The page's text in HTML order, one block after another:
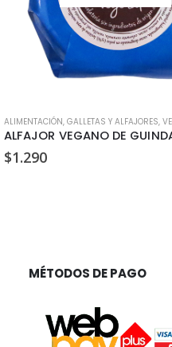
ALIMENTACIÓN, GALLETAS Y ALFAJORES,
$1.290
MÉTODOS DE PAGO